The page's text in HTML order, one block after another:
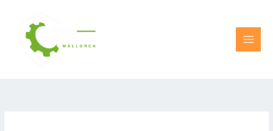
contenido